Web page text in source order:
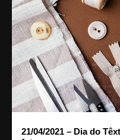
21/04/2021 – Dia do